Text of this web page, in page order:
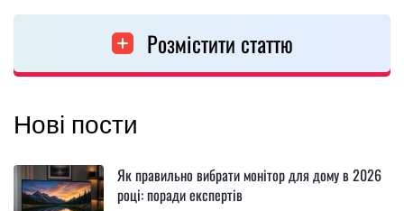
Розмістити статтю
Нові пости
Як правильно вибрати монітор для дому в 2026
році: поради експертів